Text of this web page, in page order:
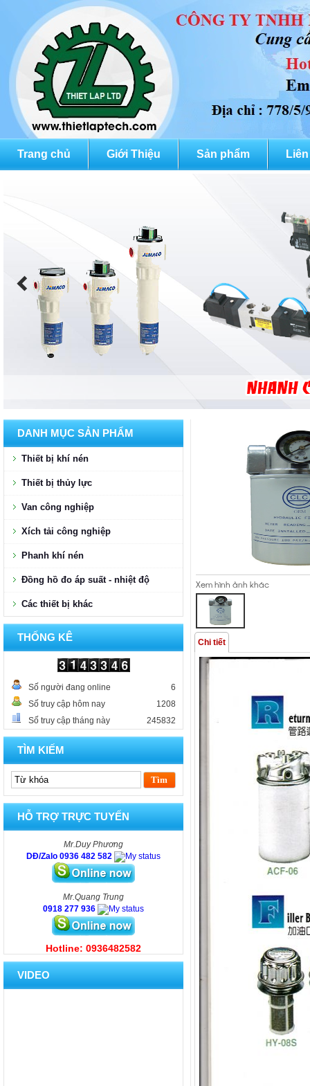
Trang chủ Giới Thiệu Sản phẩm
DANH MỤC SẢN PHẨM
Thiết bị khí nén
Thiết bị thủy lực
Van công nghiệp
Xích tải công nghiệp
Phanh khí nén
Đồng hồ đo áp suất - nhiệt độ
Các thiết bị khác
THỐNG KÊ
Số người đang online
6
Số truy cập hôm nay
1208
Số truy cập tháng này
245832
TÌM KIẾM
HỖ TRỢ TRỰC TUYẾN
Mr.Duy Phương
DĐ/Zalo 0936 482 582
Mr.Quang Trung
0918 277 936
Hotline: 0936482582
VIDEO
Xem hình ảnh khác
Chi tiết